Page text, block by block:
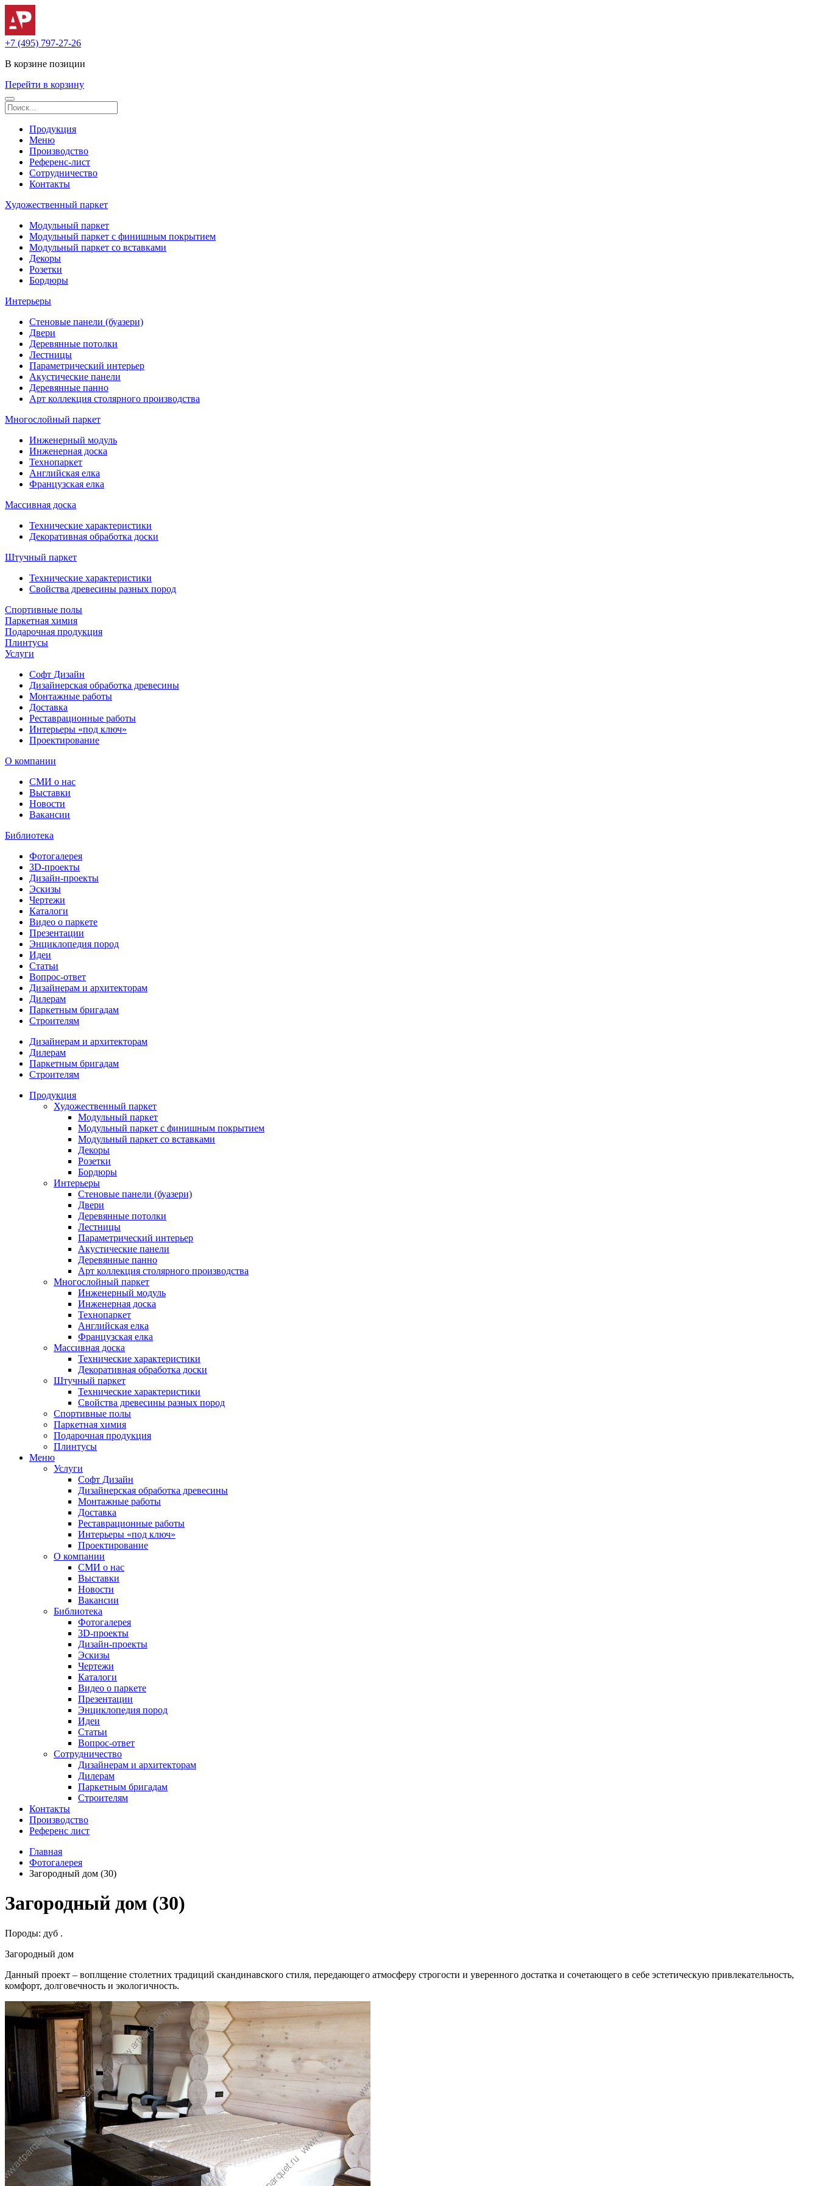
+7 (495) 797-27-26
В корзине позиции
Перейти в корзину
Продукция
Меню
Производство
Референс-лист
Сотрудничество
Контакты
Художественный паркет
Модульный паркет
Модульный паркет с финишным покрытием
Модульный паркет со вставками
Декоры
Розетки
Бордюры
Интерьеры
Стеновые панели (буазери)
Двери
Деревянные потолки
Лестницы
Параметрический интерьер
Акустические панели
Деревянные панно
Арт коллекция столярного производства
Многослойный паркет
Инженерный модуль
Инженерная доска
Технопаркет
Английская елка
Французская елка
Массивная доска
Технические характеристики
Декоративная обработка доски
Штучный паркет
Технические характеристики
Свойства древесины разных пород
Спортивные полы
Паркетная химия
Подарочная продукция
Плинтусы
Услуги
Софт Дизайн
Дизайнерская обработка древесины
Монтажные работы
Доставка
Реставрационные работы
Интерьеры «под ключ»
Проектирование
О компании
СМИ о нас
Выставки
Новости
Вакансии
Библиотека
Фотогалерея
3D-проекты
Дизайн-проекты
Эскизы
Чертежи
Каталоги
Видео о паркете
Презентации
Энциклопедия пород
Идеи
Статьи
Вопрос-ответ
Дизайнерам и архитекторам
Дилерам
Паркетным бригадам
Строителям
Дизайнерам и архитекторам
Дилерам
Паркетным бригадам
Строителям
Продукция
Художественный паркет
Модульный паркет
Модульный паркет с финишным покрытием
Модульный паркет со вставками
Декоры
Розетки
Бордюры
Интерьеры
Стеновые панели (буазери)
Двери
Деревянные потолки
Лестницы
Параметрический интерьер
Акустические панели
Деревянные панно
Арт коллекция столярного производства
Многослойный паркет
Инженерный модуль
Инженерная доска
Технопаркет
Английская елка
Французская елка
Массивная доска
Технические характеристики
Декоративная обработка доски
Штучный паркет
Технические характеристики
Свойства древесины разных пород
Спортивные полы
Паркетная химия
Подарочная продукция
Плинтусы
Меню
Услуги
Софт Дизайн
Дизайнерская обработка древесины
Монтажные работы
Доставка
Реставрационные работы
Интерьеры «под ключ»
Проектирование
О компании
СМИ о нас
Выставки
Новости
Вакансии
Библиотека
Фотогалерея
3D-проекты
Дизайн-проекты
Эскизы
Чертежи
Каталоги
Видео о паркете
Презентации
Энциклопедия пород
Идеи
Статьи
Вопрос-ответ
Сотрудничество
Дизайнерам и архитекторам
Дилерам
Паркетным бригадам
Строителям
Контакты
Производство
Референс лист
Главная
Фотогалерея
Загородный дом (30)
Загородный дом (30)
Породы: дуб .
Загородный дом
Данный проект – воплщение столетних традиций скандинавского стиля, передающего атмосферу строгости и уверенного достатка и сочетающего в себе эстетическую привлекательность,
комфорт, долговечность и экологичность.